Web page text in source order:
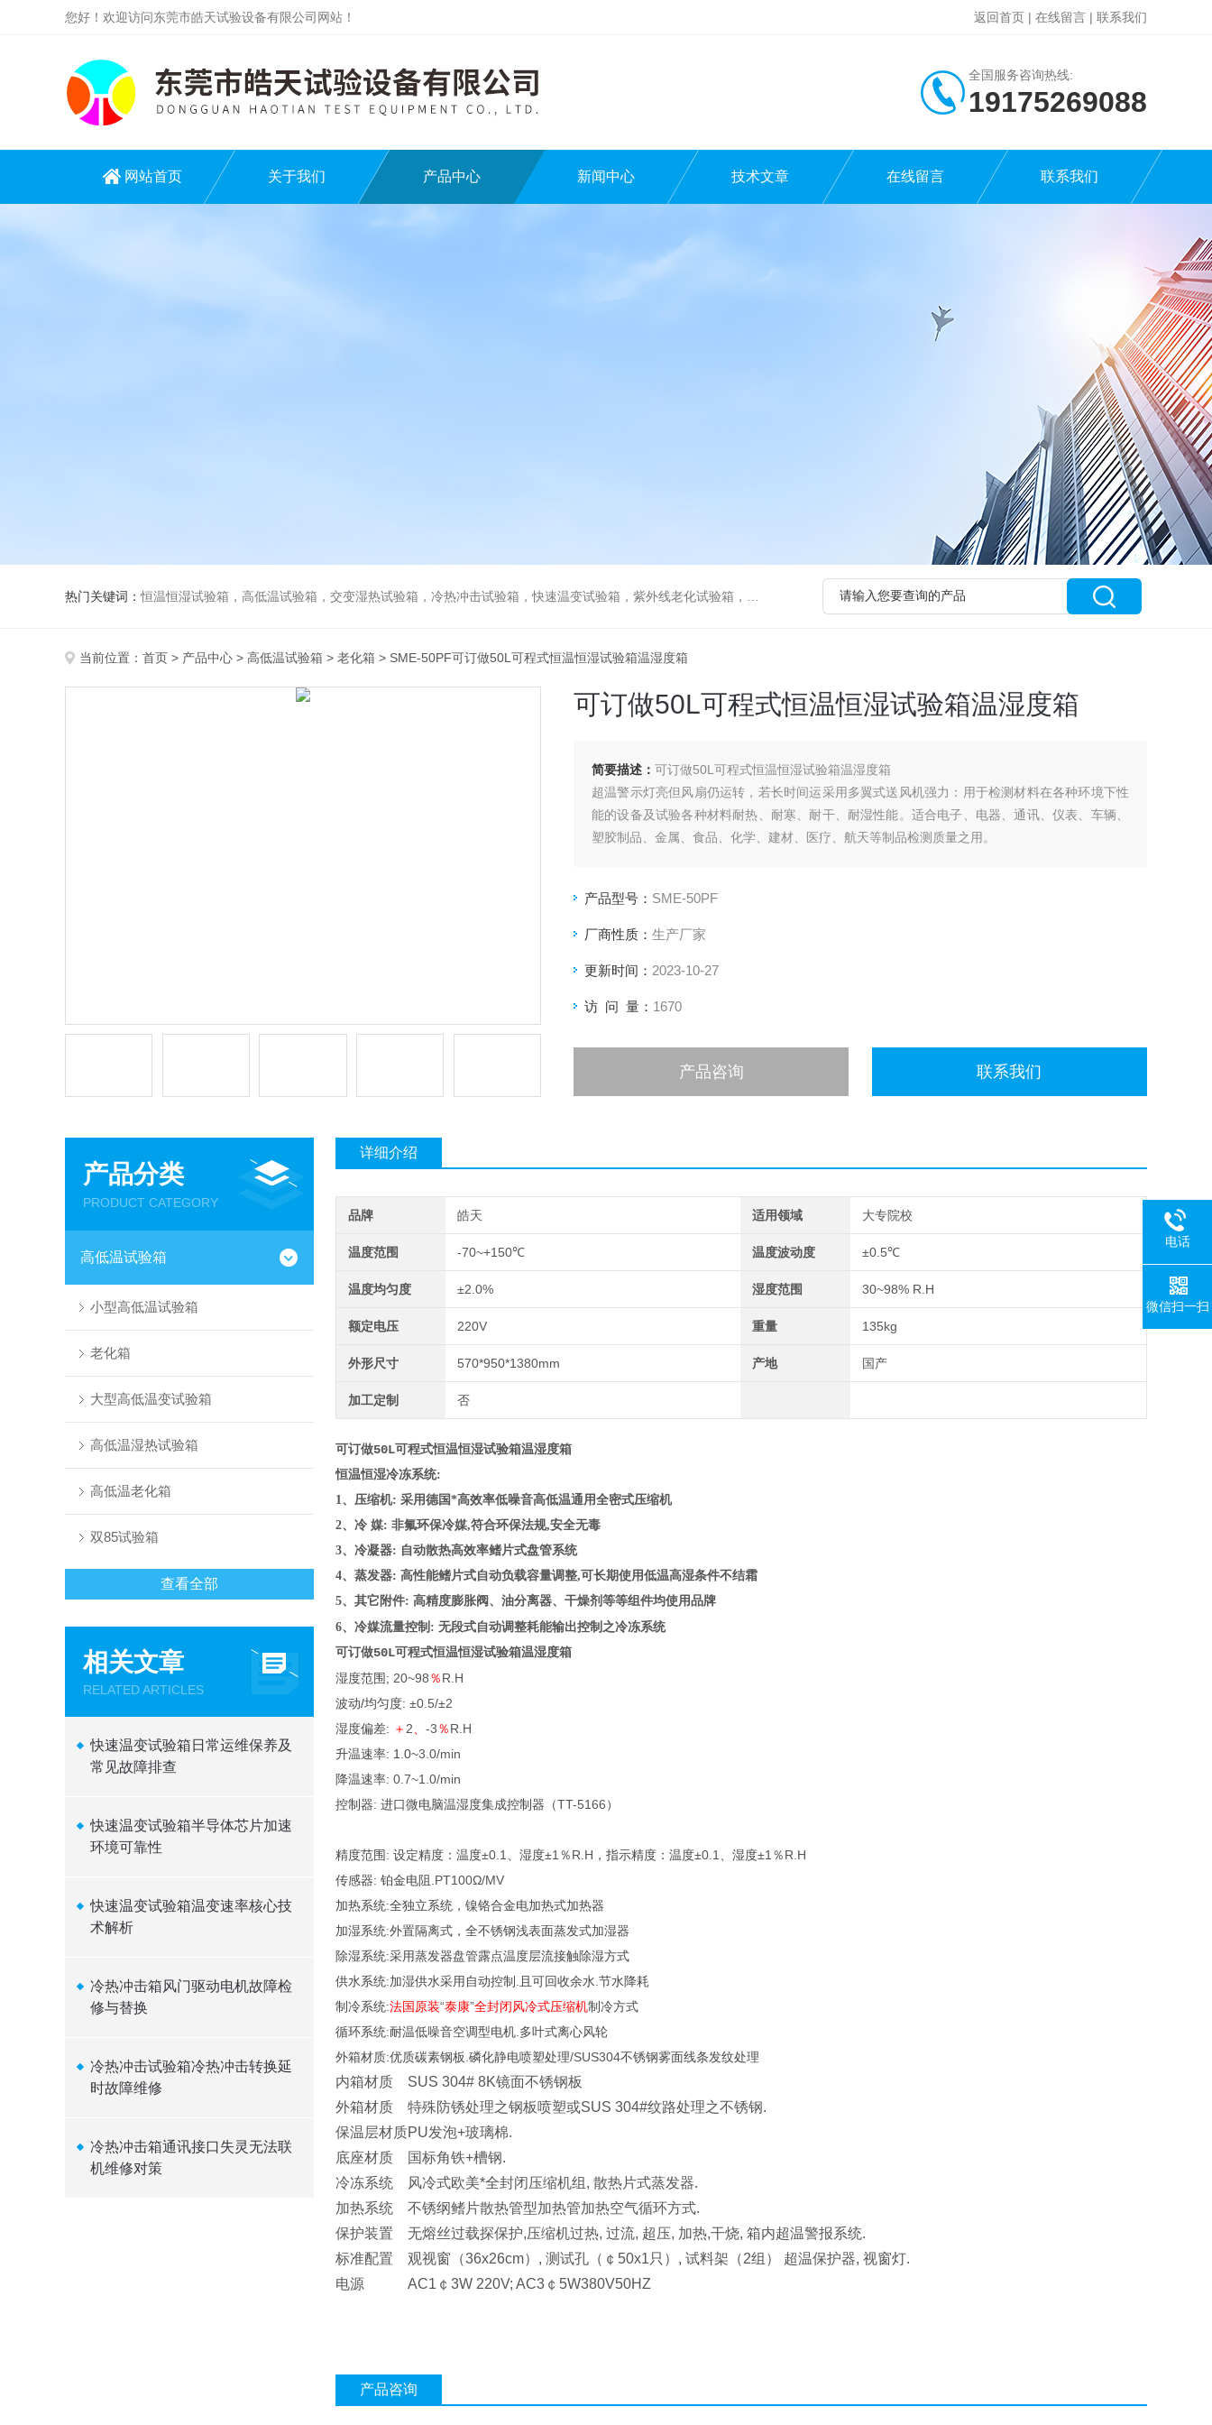
您好！欢迎访问东莞市皓天试验设备有限公司网站！ 返回首页 | 在线留言 | 联系我们
全国服务咨询热线:
19175269088
网站首页 关于我们 产品中心 新闻中心 技术文章 在线留言 联系我们
热门关键词：恒温恒湿试验箱，高低温试验箱，交变湿热试验箱，冷热冲击试验箱，快速温变试验箱，紫外线老化试验箱，步入式环境试验箱
当前位置： 首页 > 产品中心 > 高低温试验箱 > 老化箱 > SME-50PF可订做50L可程式恒温恒湿试验箱温湿度箱
可订做50L可程式恒温恒湿试验箱温湿度箱
简要描述： 可订做50L可程式恒温恒湿试验箱温湿度箱
超温警示灯亮但风扇仍运转，若长时间运采用多翼式送风机强力：用于检测材料在各种环境下性
能的设备及试验各种材料耐热、耐寒、耐干、耐湿性能。适合电子、电器、通讯、仪表、车辆、
塑胶制品、金属、食品、化学、建材、医疗、航天等制品检测质量之用。
产品型号： SME-50PF
厂商性质： 生产厂家
更新时间： 2023-10-27
访 问 量： 1670
产品咨询 联系我们
产品分类
PRODUCT CATEGORY
高低温试验箱
小型高低温试验箱
老化箱
大型高低温变试验箱
高低温湿热试验箱
高低温老化箱
双85试验箱
查看全部
相关文章
RELATED ARTICLES
快速温变试验箱日常运维保养及
常见故障排查
快速温变试验箱半导体芯片加速
环境可靠性
快速温变试验箱温变速率核心技
术解析
冷热冲击箱风门驱动电机故障检
修与替换
冷热冲击试验箱冷热冲击转换延
时故障维修
冷热冲击箱通讯接口失灵无法联
机维修对策
详细介绍
品牌 皓天 适用领域 大专院校
温度范围 -70~+150℃ 温度波动度 ±0.5℃
温度均匀度 ±2.0% 湿度范围 30~98% R.H
额定电压 220V 重量 135kg
外形尺寸 570*950*1380mm 产地 国产
加工定制 否
可订做50L可程式恒温恒湿试验箱温湿度箱
恒温恒湿冷冻系统:
1、压缩机: 采用德国*高效率低噪音高低温通用全密式压缩机
2、冷 媒: 非氟环保冷媒,符合环保法规,安全无毒
3、冷凝器: 自动散热高效率鳍片式盘管系统
4、蒸发器: 高性能鳍片式自动负载容量调整,可长期使用低温高湿条件不结霜
5、其它附件: 高精度膨胀阀、油分离器、干燥剂等等组件均使用品牌
6、冷媒流量控制: 无段式自动调整耗能输出控制之冷冻系统
可订做50L可程式恒温恒湿试验箱温湿度箱
湿度范围; 20~98％R.H
波动/均匀度: ±0.5/±2
湿度偏差: ＋ 2 -3％R.H
升温速率: 1.0~3.0/min
降温速率: 0.7~1.0/min
控制器: 进口微电脑温湿度集成控制器（TT-5166）
精度范围: 设定精度：温度±0.1 、湿度±1 ％R.H ，指示精度：温度±0.1 、湿度±1 ％R.H
传感器: 铂金电阻 .PT100Ω/MV
加热系统:全独立系统，镍铬合金电加热式加热器
加湿系统:外置隔离式，全不锈钢浅表面蒸发式加湿器
除湿系统:采用蒸发器盘管露点温度层流接触除湿方式
供水系统:加湿供水采用自动控制 且可回收余水 节水降耗
制冷系统:法国原装“泰康”全封闭风冷式压缩机制冷方式
循环系统:耐温低噪音空调型电机 多叶式离心风轮
外箱材质:优质碳素钢板 磷化静电喷塑处理/SUS304不锈钢雾面线条发纹处理
内箱材质
SUS 304# 8K镜面不锈钢板
外箱材质
特殊防锈处理之钢板喷塑或SUS 304#纹路处理之不锈钢.
保温层材质PU发泡+玻璃棉.
底座材质
国标角铁+槽钢.
冷冻系统
风冷式欧美*全封闭压缩机组, 散热片式蒸发器.
加热系统
不锈纲鳍片散热管型加热管加热空气循环方式.
保护装置
无熔丝过载探保护,压缩机过热, 过流, 超压, 加热,干烧, 箱内超温警报系统.
标准配置
观视窗（36x26cm）, 测试孔（￠50x1只）, 试料架（2组） 超温保护器, 视窗灯.
电源
AC1￠3W 220V; AC3￠5W380V50HZ
产品咨询
电话
微信扫一扫